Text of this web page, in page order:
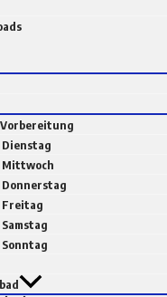
Dienstag
Mittwoch
Donnerstag
Freitag